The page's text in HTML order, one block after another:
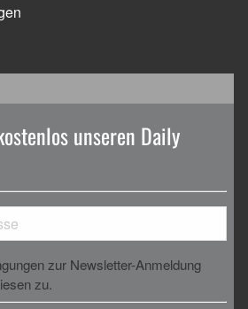
unseren Daily
zur Newsletter-Anmeldung
zu.